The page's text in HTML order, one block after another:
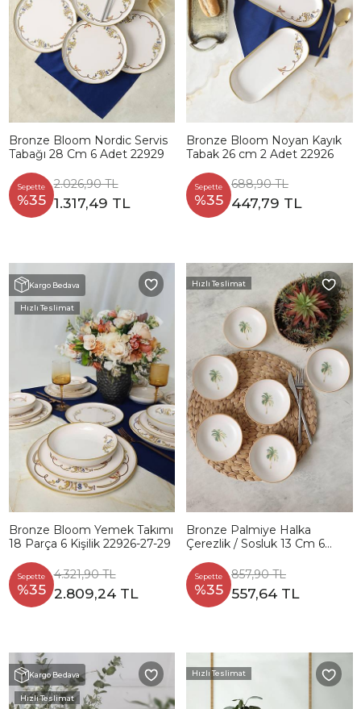
Bronze Bloom Nordic Servis
Tabağı 28 Cm 6 Adet 22929
Sepette
%35
2.026,90 TL
1.317,49 TL
Bronze Bloom Noyan Kayık
Tabak 26 cm 2 Adet 22926
Sepette
%35
688,90 TL
447,79 TL
Kargo Bedava
Hızlı Teslimat
Bronze Bloom Yemek Takımı
18 Parça 6 Kişilik 22926-27-29
Sepette
%35
4.321,90 TL
2.809,24 TL
Hızlı Teslimat
Bronze Palmiye Halka
Çerezlik / Sosluk 13 Cm 6
Sepette
%35
857,90 TL
557,64 TL
Kargo Bedava
Hızlı Teslimat
Hızlı Teslimat